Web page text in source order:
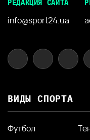
РЕДАКЦИЯ САЙТА
info@sport24.ua
ВИДЫ СПОРТА
Футбол